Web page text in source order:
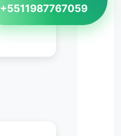
+5511987767059